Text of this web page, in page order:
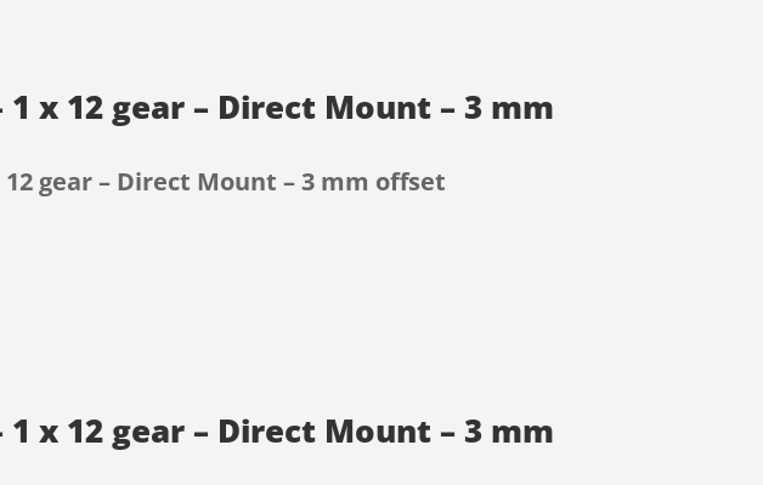
x 12 gear – Direct Mount – 3 mm
12 gear – Direct Mount – 3 mm offset
x 12 gear – Direct Mount – 3 mm